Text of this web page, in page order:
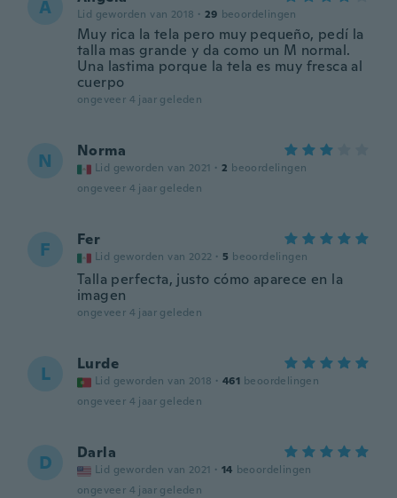
A Lid geworden van 2018 · 29 beoordelingen
Muy rica la tela pero muy pequeño, pedí la
talla mas grande y da como un M normal.
Una lastima porque la tela es muy fresca al
cuerpo
ongeveer 4 jaar geleden
N Norma
Lid geworden van 2021 · 2 beoordelingen
ongeveer 4 jaar geleden
F Fer
Lid geworden van 2022 · 5 beoordelingen
Talla perfecta, justo cómo aparece en la
imagen
ongeveer 4 jaar geleden
L Lurde
Lid geworden van 2018 · 461 beoordelingen
ongeveer 4 jaar geleden
D Darla
Lid geworden van 2021 · 14 beoordelingen
ongeveer 4 jaar geleden